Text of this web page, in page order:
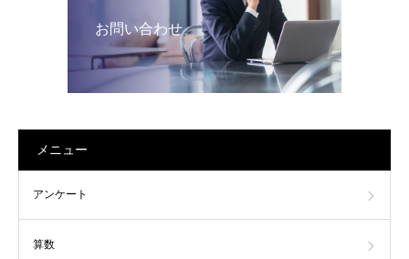
お問い合わせ
メニュー
アンケート
算数